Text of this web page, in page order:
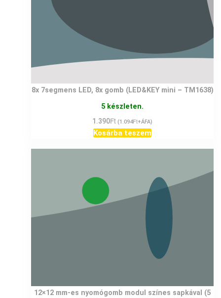
8x 7segmens LED, 8x gomb (LED&KEY mini – TM1638)
5 készleten.
1.390Ft (1.094Ft+ÁFA)
Kosárba teszem
12×12 mm-es nyomógomb modul színes sapkával (5